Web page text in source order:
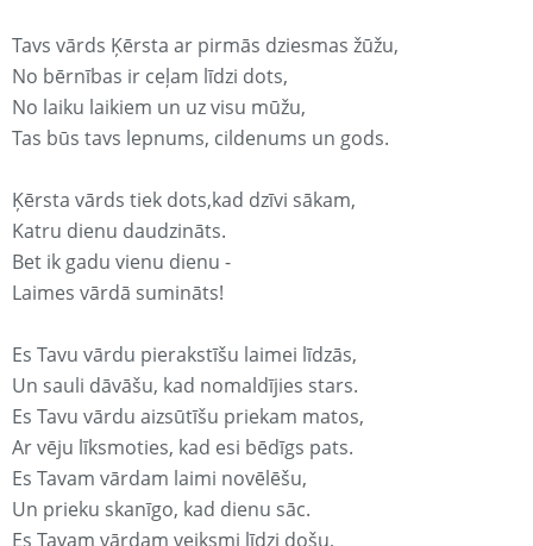
Tavs vārds Ķērsta ar pirmās dziesmas žūžu,
No bērnības ir ceļam līdzi dots,
No laiku laikiem un uz visu mūžu,
Tas būs tavs lepnums, cildenums un gods.
Ķērsta vārds tiek dots,kad dzīvi sākam,
Katru dienu daudzināts.
Bet ik gadu vienu dienu -
Laimes vārdā sumināts!
Es Tavu vārdu pierakstīšu laimei līdzās,
Un sauli dāvāšu, kad nomaldījies stars.
Es Tavu vārdu aizsūtīšu priekam matos,
Ar vēju līksmoties, kad esi bēdīgs pats.
Es Tavam vārdam laimi novēlēšu,
Un prieku skanīgo, kad dienu sāc.
Es Tavam vārdam veiksmi līdzi došu,